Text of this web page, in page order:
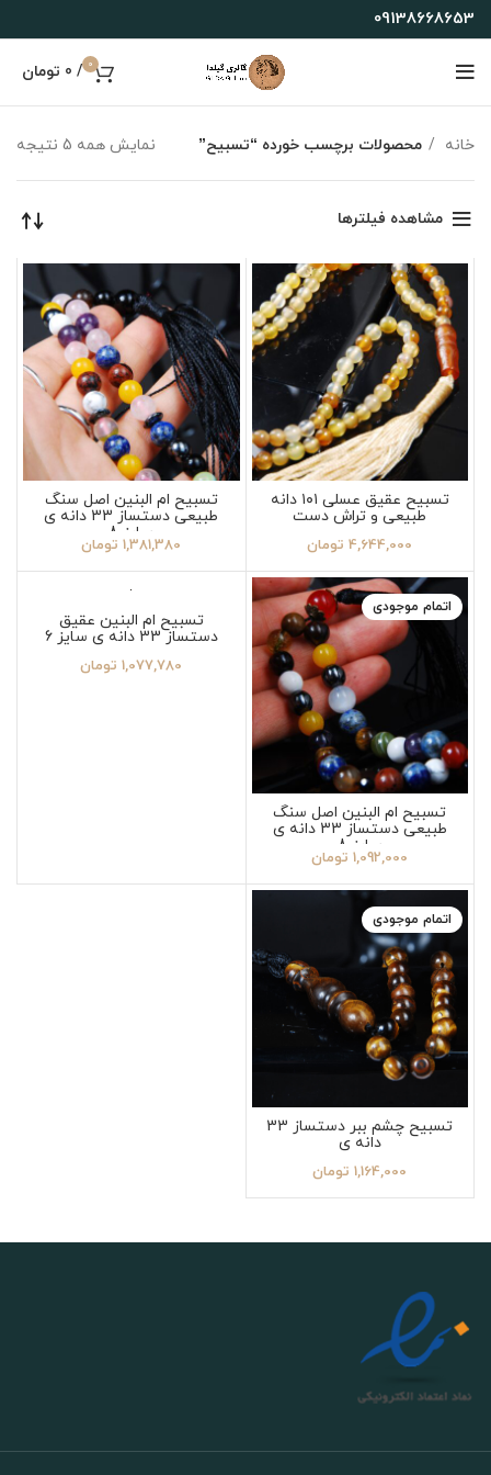
09138668653
0
/
0 تومان
خانه محصولات برچسب خورده “تسبیح” نمایش همه 5 نتیجه
مشاهده فیلترها
تسبیح عقیق عسلی ۱۰۱ دانه
طبیعی و تراش دست
4,644,000 تومان
تسبیح ام البنین اصل سنگ
طبیعی دستساز 33 دانه ی
سایز 8
1,381,380 تومان
اتمام موجودی
تسبیح ام البنین اصل سنگ
طبیعی دستساز 33 دانه ی
سایز 8
1,092,000 تومان
تسبیح ام البنین عقیق
دستساز 33 دانه ی سایز 6
1,077,780 تومان
اتمام موجودی
تسبیح چشم ببر دستساز 33
دانه ی
1,164,000 تومان